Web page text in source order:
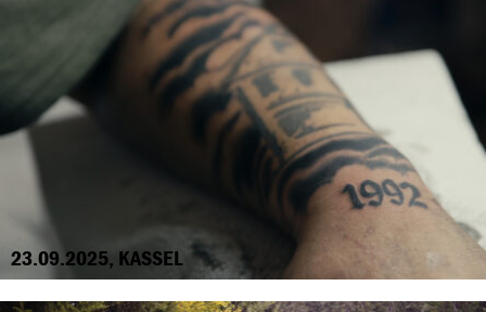
23.09.2025, KASSEL